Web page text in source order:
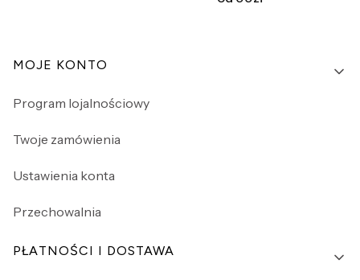
Linki w stopce
MOJE KONTO
Program lojalnościowy
Twoje zamówienia
Ustawienia konta
Przechowalnia
PŁATNOŚCI I DOSTAWA